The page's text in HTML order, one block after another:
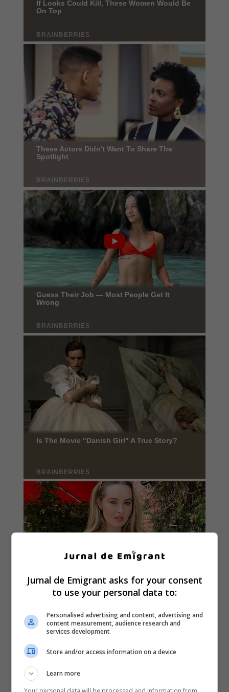
Jurnal de Emigrant asks for your consent
to use your personal data to:
Personalised advertising and content, advertising and
content measurement, audience research and
services development
Store and/or access information on a device
Learn more